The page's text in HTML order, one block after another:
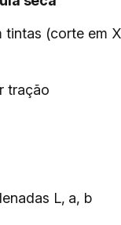
tintas (corte em
tração
L, a, b